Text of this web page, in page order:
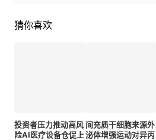
猜你喜欢
投资者压力推动高风
险AI医疗设备仓促上
间充质干细胞来源外
泌体增强运动对异丙